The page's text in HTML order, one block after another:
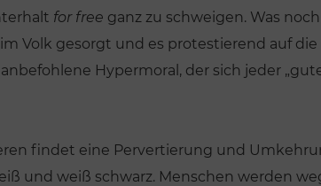
for free ganz zu schweigen. Was
Volk gesorgt und es protestierend auf
Hypermoral, der sich jeder
findet eine Pervertierung und
und weiß schwarz. Menschen werden